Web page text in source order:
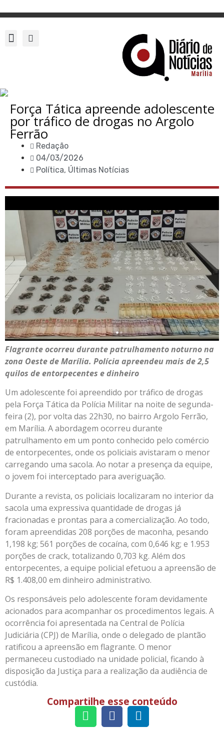
Força Tática apreende adolescente
por tráfico de drogas no Argolo
Ferrão
Redação
04/03/2026
Política, Últimas Notícias
Flagrante ocorreu durante patrulhamento noturno na
zona Oeste de Marília. Polícia apreendeu mais de 2,5
quilos de entorpecentes e dinheiro
Um adolescente foi apreendido por tráfico de drogas
pela Força Tática da Polícia Militar na noite de segunda-
feira (2), por volta das 22h30, no bairro Argolo Ferrão,
em Marília. A abordagem ocorreu durante
patrulhamento em um ponto conhecido pelo comércio
de entorpecentes, onde os policiais avistaram o menor
carregando uma sacola. Ao notar a presença da equipe,
o jovem foi interceptado para averiguação.
Durante a revista, os policiais localizaram no interior da
sacola uma expressiva quantidade de drogas já
fracionadas e prontas para a comercialização. Ao todo,
foram apreendidas 208 porções de maconha, pesando
1,198 kg; 561 porções de cocaína, com 0,646 kg; e 1.953
porções de crack, totalizando 0,703 kg. Além dos
entorpecentes, a equipe policial efetuou a apreensão de
R$ 1.408,00 em dinheiro administrativo.
Os responsáveis pelo adolescente foram devidamente
acionados para acompanhar os procedimentos legais. A
ocorrência foi apresentada na Central de Polícia
Judiciária (CPJ) de Marília, onde o delegado de plantão
ratificou a apreensão em flagrante. O menor
permaneceu custodiado na unidade policial, ficando à
disposição da Justiça para a realização da audiência de
custódia.
Compartilhe esse conteúdo